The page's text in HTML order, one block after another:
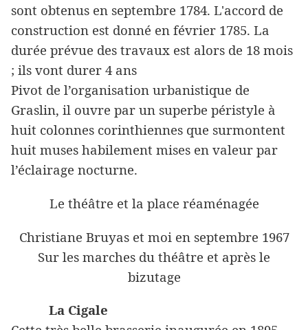
sont obtenus en septembre 1784. L'accord de
construction est donné en février 1785. La
durée prévue des travaux est alors de 18 mois
; ils vont durer 4 ans
Pivot de l’organisation urbanistique de
Graslin, il ouvre par un superbe péristyle à
huit colonnes corinthiennes que surmontent
huit muses habilement mises en valeur par
l’éclairage nocturne.
Le théâtre et la place réaménagée
Christiane Bruyas et moi en septembre 1967
Sur les marches du théâtre et après le
bizutage
La Cigale